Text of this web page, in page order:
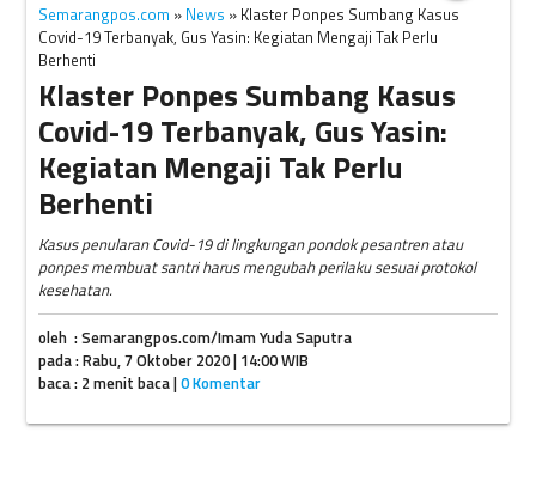
Semarangpos.com » News » Klaster Ponpes Sumbang Kasus
Covid-19 Terbanyak, Gus Yasin: Kegiatan Mengaji Tak Perlu
Berhenti
Klaster Ponpes Sumbang Kasus
Covid-19 Terbanyak, Gus Yasin:
Kegiatan Mengaji Tak Perlu
Berhenti
Kasus penularan Covid-19 di lingkungan pondok pesantren atau
ponpes membuat santri harus mengubah perilaku sesuai protokol
kesehatan.
oleh : Semarangpos.com/Imam Yuda Saputra
pada : Rabu, 7 Oktober 2020 | 14:00 WIB
baca : 2 menit baca |0 Komentar